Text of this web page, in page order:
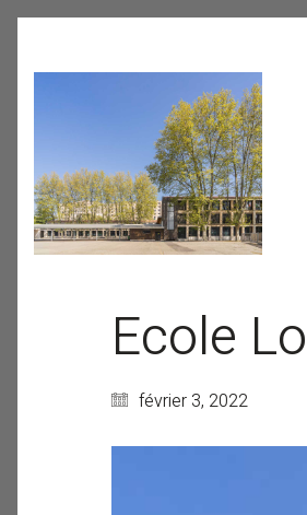
Ecole
février 3, 2022